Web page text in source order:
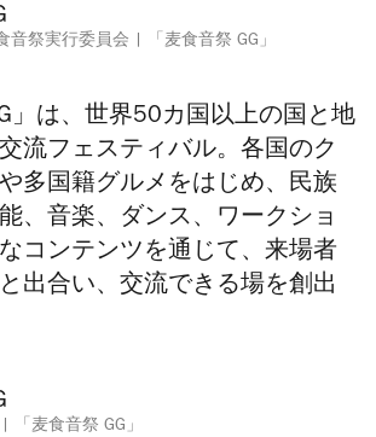
音祭実行委員会 「麦食音祭 GG」
」 は、世界50カ国以上の国と地
流フェスティバル。各国のク
多国籍グルメをはじめ、民族
、音楽、ダンス、ワークショ
コンテンツを通じて、来場者
出合い、交流できる場を創出
「麦食音祭 GG」